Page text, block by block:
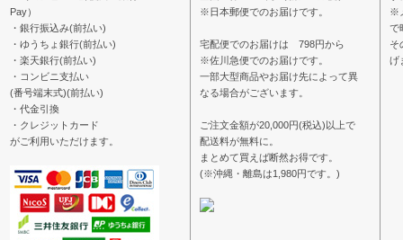
Pay）
・銀行振込み(前払い)
・ゆうちょ銀行(前払い)
・楽天銀行(前払い)
・コンビニ支払い
(番号端末式)(前払い)
・代金引換
・クレジットカード
がご利用いただけます。
※日本郵便でのお届けです。
宅配便でのお届けは 798円から
※佐川急便でのお届けです。
一部大型商品やお届け先によって異
なる場合がございます。
ご注文金額が20,000円(税込)以上で
配送料が無料に。
まとめて買えば断然お得です。
(※沖縄・離島は1,980円です。)
※
で
そ
げ